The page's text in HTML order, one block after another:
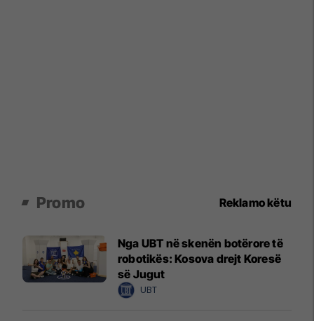
Promo Reklamo këtu
Nga UBT në skenën botërore të
robotikës: Kosova drejt Koresë
së Jugut
UBT